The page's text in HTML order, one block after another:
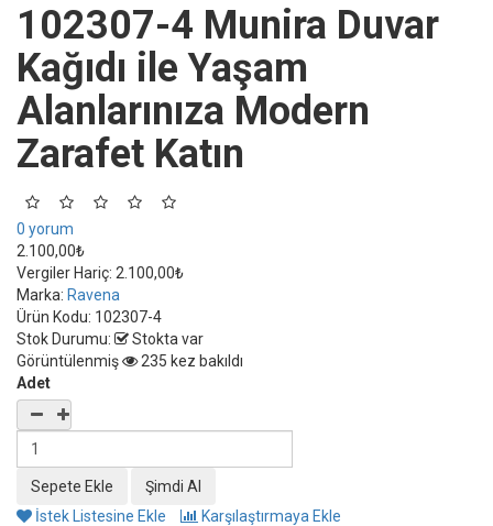
102307-4 Munira Duvar
Kağıdı ile Yaşam
Alanlarınıza Modern
Zarafet Katın
0 yorum
2.100,00₺
Vergiler Hariç: 2.100,00₺
Marka: Ravena
Ürün Kodu: 102307-4
Stok Durumu:
Stokta var
Görüntülenmiş
235 kez bakıldı
Adet
İstek Listesine Ekle Karşılaştırmaya Ekle